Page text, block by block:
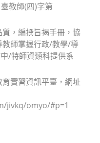
教師(四)字第
，編撰旨揭手冊，協
師掌握行政/教學/導
/特師資類科提供系
實習資訊平臺，網址
jivkq/omyo/#p=1